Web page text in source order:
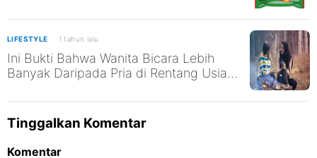
LIFESTYLE 1 tahun lalu
Ini Bukti Bahwa Wanita Bicara Lebih
Banyak Daripada Pria di Rentang Usia
Tinggalkan Komentar
Komentar